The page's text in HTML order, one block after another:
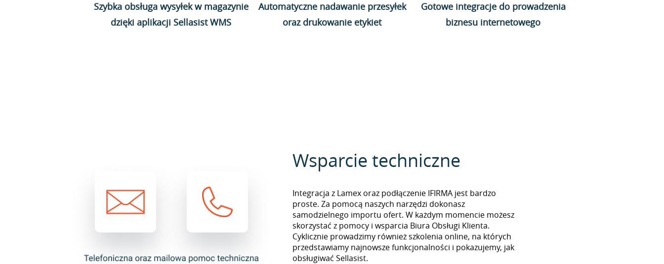
Szybka obsługa wysyłek w magazynie
dzięki aplikacji Sellasist WMS
Automatyczne nadawanie przesyłek
oraz drukowanie etykiet
Gotowe integracje do prowadzenia
biznesu internetowego
Wsparcie techniczne
Integracja z Lamex oraz podłączenie IFIRMA jest bardzo
proste. Za pomocą naszych narzędzi dokonasz
samodzielnego importu ofert. W każdym momencie możesz
skorzystać z pomocy i wsparcia Biura Obsługi Klienta.
Cyklicznie prowadzimy również szkolenia online, na których
przedstawiamy najnowsze funkcjonalności i pokazujemy, jak
obsługiwać Sellasist.